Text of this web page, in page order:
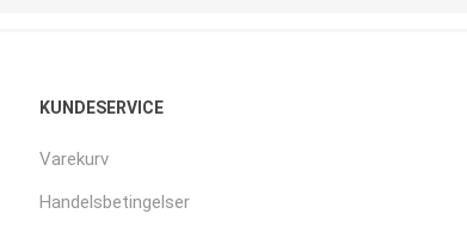
KUNDESERVICE
Varekurv
Handelsbetingelser